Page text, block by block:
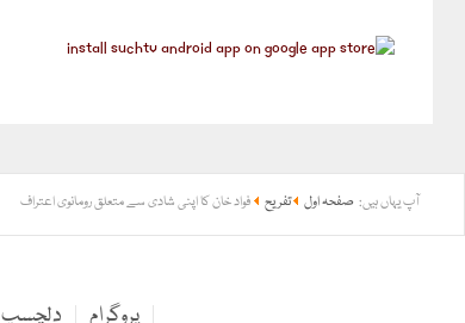
آپ یہاں ہیں: صفحہ اول تفریح فواد خان کا اپنی شادی سے متعلق رومانوی اعتراف
دلچسپ پروگرام